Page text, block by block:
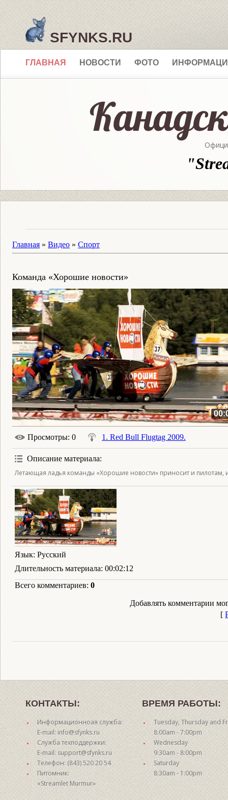
SFYNKS.RU
ГЛАВНАЯ НОВОСТИ ФОТО
Главная » Видео » Спорт
Команда «Хорошие новости»
Просмотры: 0 1. Red Bull Flugtag 2009.
Описание материала:
Летающая ладья команды «Хорошие новости» приносит и пилотам,
Язык: Русский
Длительность материала: 00:02:12
Всего комментариев: 0
Добавлять комментарии
[
КОНТАКТЫ:
Информационноая служба:
E-mail: info@sfynks.ru
Служба техподдержки:
E-mail: support@sfynks.ru
Телефон: (843) 520 20 54
Питомник:
«Streamlet Murmur»
ВРЕМЯ РАБОТЫ:
Tuesday, Thursday and
8:00am - 7:00pm
Wednesday
9:30am - 8:00pm
Saturday
8:30am - 1:00pm